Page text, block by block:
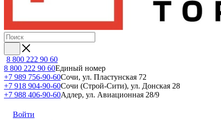
8 800 222 90 60
8 800 222 90 60Единый номер
+7 989 756-90-60Сочи, ул. Пластунская 72
+7 918 904-90-60Сочи (Строй-Сити), ул. Донская 28
+7 988 406-90-60Адлер, ул. Авиационная 28/9
Войти